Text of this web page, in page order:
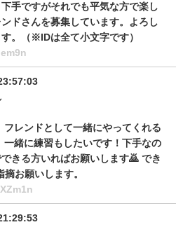
手ですがそれでも平気な方で楽し
ドさんを募集しています。よろし
。（※IDは全て小文字です）
フレンドとして一緒にやってくれる
一緒に練習もしたいです！下手なの
きる方いればお願いします🙇 でき
お願いします。